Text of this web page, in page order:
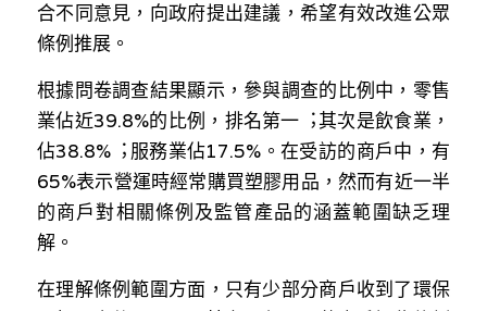
香港科技專上書院｜專欄
合不同意⾒，向政府提出建議，希望有效改進公眾
條例推展。
根據問卷調查結果顯⽰，參與調查的比例中，零售
業佔近39.8%的比例，排名第⼀︔其次是飲食業，
佔38.8%︔服務業佔17.5%。在受訪的商⼾中，有
65%表⽰營運時經常購買塑膠⽤品，然⽽有近⼀半
的商⼾對相關條例及監管產品的涵蓋範圍缺乏理
解。
在理解條例範圍⽅⾯，只有少部分商⼾收到了環保